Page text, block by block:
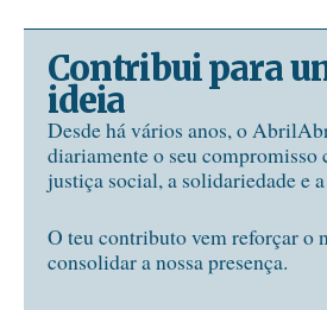
Contribui para
ideia
Desde há vários anos, o
diariamente o seu compromisso
justiça social, a solidariedade e
O teu contributo vem reforçar o
consolidar a nossa presença.